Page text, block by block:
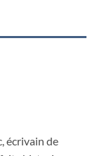
écrivain de